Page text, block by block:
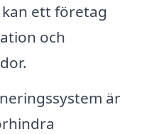
ett företag
och
är